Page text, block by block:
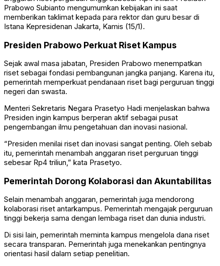
Prabowo Subianto mengumumkan kebijakan ini saat
memberikan taklimat kepada para rektor dan guru besar di
Istana Kepresidenan Jakarta, Kamis (15/1).
Presiden Prabowo Perkuat Riset Kampus
Sejak awal masa jabatan, Presiden Prabowo menempatkan
riset sebagai fondasi pembangunan jangka panjang. Karena itu,
pemerintah memperkuat pendanaan riset bagi perguruan tinggi
negeri dan swasta.
Menteri Sekretaris Negara Prasetyo Hadi menjelaskan bahwa
Presiden ingin kampus berperan aktif sebagai pusat
pengembangan ilmu pengetahuan dan inovasi nasional.
“Presiden menilai riset dan inovasi sangat penting. Oleh sebab
itu, pemerintah menambah anggaran riset perguruan tinggi
sebesar Rp4 triliun,” kata Prasetyo.
Pemerintah Dorong Kolaborasi dan Akuntabilitas
Selain menambah anggaran, pemerintah juga mendorong
kolaborasi riset antarkampus. Pemerintah mengajak perguruan
tinggi bekerja sama dengan lembaga riset dan dunia industri.
Di sisi lain, pemerintah meminta kampus mengelola dana riset
secara transparan. Pemerintah juga menekankan pentingnya
orientasi hasil dalam setiap penelitian.